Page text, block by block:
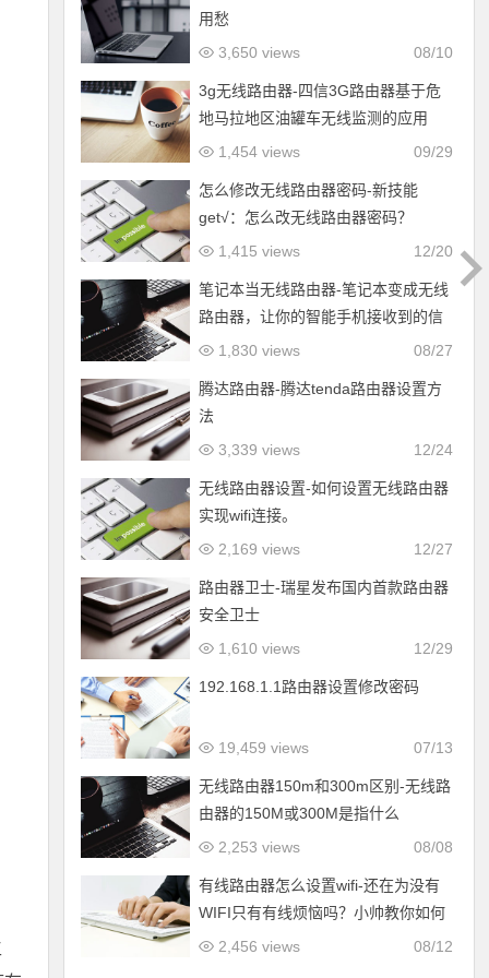
用愁
08/10
3,650 views
3g无线路由器-四信3G路由器基于危
地马拉地区油罐车无线监测的应用
09/29
1,454 views
怎么修改无线路由器密码-新技能
get√：怎么改无线路由器密码？
12/20
1,415 views
笔记本当无线路由器-笔记本变成无线
路由器，让你的智能手机接收到的信
号最强
08/27
1,830 views
腾达路由器-腾达tenda路由器设置方
法
12/24
3,339 views
无线路由器设置-如何设置无线路由器
实现wifi连接。
12/27
2,169 views
路由器卫士-瑞星发布国内首款路由器
安全卫士
12/29
1,610 views
192.168.1.1路由器设置修改密码
07/13
19,459 views
无线路由器150m和300m区别-无线路
由器的150M或300M是指什么
08/08
2,253 views
有线路由器怎么设置wifi-还在为没有
WIFI只有有线烦恼吗？小帅教你如何
把笔记本变成无线路由器
08/12
2,456 views